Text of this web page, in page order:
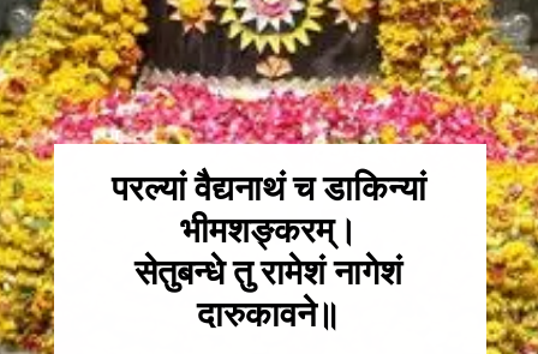
परल्यां वैद्यनाथं च डाकिन्यां
भीमशङ्करम्।
सेतुबन्धे तु रामेशं नागेशं
दारुकावने॥